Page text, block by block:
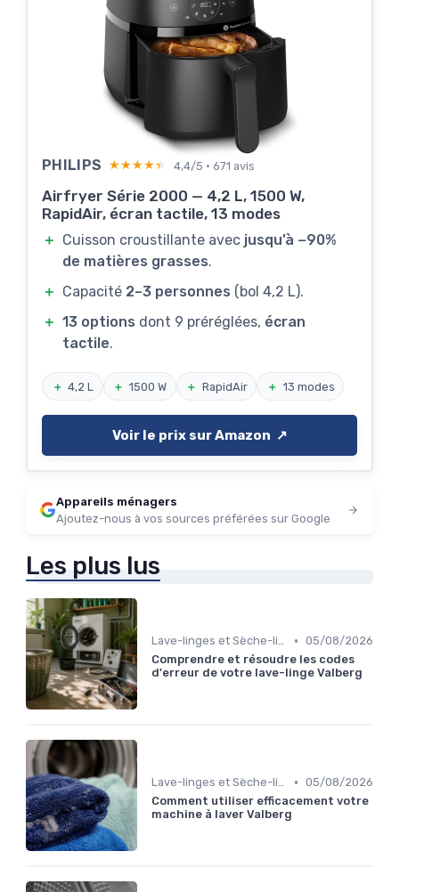
PHILIPS ★★★★★
★★★★★ 4,4/5 · 671 avis
Airfryer Série 2000 — 4,2 L, 1500 W,
RapidAir, écran tactile, 13 modes
＋ Cuisson croustillante avec jusqu’à −90%
de matières grasses.
＋ Capacité 2–3 personnes (bol 4,2 L).
＋ 13 options dont 9 préréglées, écran
tactile.
＋ 4,2 L ＋ 1500 W ＋ RapidAir ＋ 13 modes
Voir le prix sur Amazon ↗️
Appareils ménagers
Ajoutez-nous à vos sources préférées sur Google
Les plus lus
Lave-linges et Sèche-linges • 05/08/2026
Comprendre et résoudre les codes
d'erreur de votre lave-linge Valberg
Lave-linges et Sèche-linges • 05/08/2026
Comment utiliser efficacement votre
machine à laver Valberg